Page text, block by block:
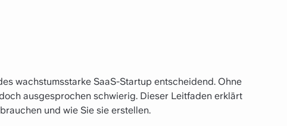
wachstumsstarke SaaS-Startup entscheidend. Ohne
ausgesprochen schwierig. Dieser Leitfaden erklärt
und wie Sie sie erstellen.